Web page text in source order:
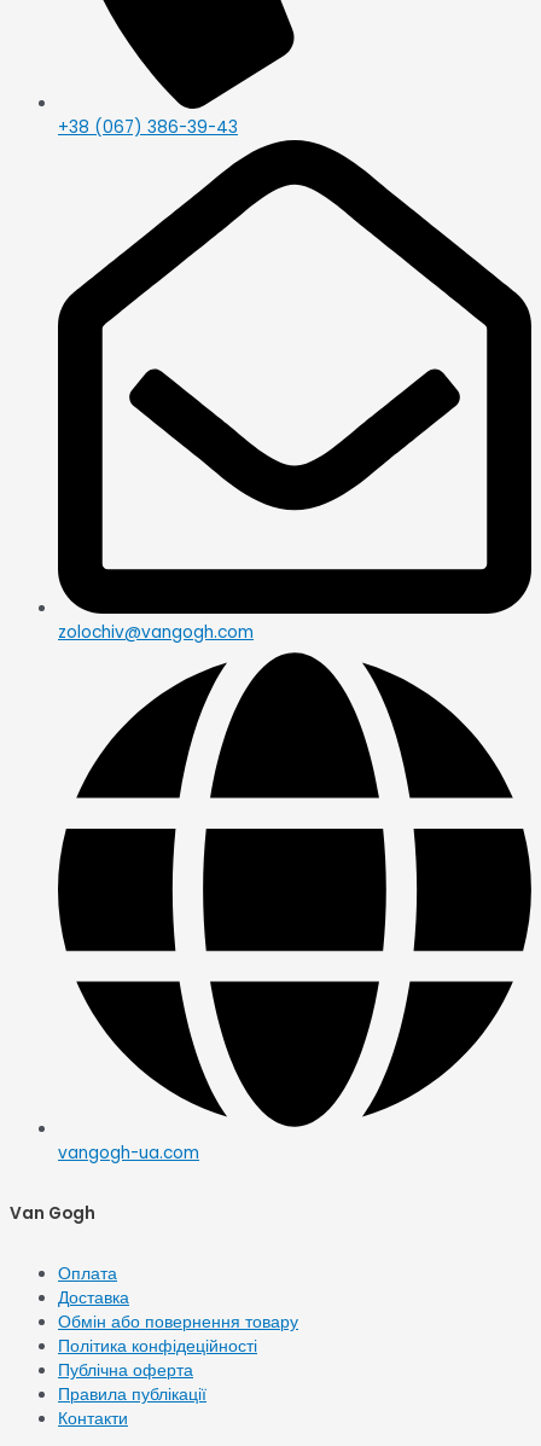
+38 (067) 386-39-43
zolochiv@vangogh.com
vangogh-ua.com
Van Gogh
Оплата
Доставка
Обмін або повернення товару
Політика конфідеційності
Публічна оферта
Правила публікації
Контакти